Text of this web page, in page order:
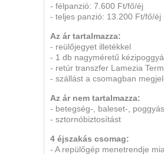
- félpanzió: 7.600 Ft/fő/éj
- teljes panzió: 13.200 Ft/fő/éj
Az ár tartalmazza:
- reülőjegyet illetékkel
- 1 db nagyméretű
- retúr transzfer Lamezia
- szállást a csomagban
Az ár nem tartalmazza:
- betegség-, baleset-,
- sztornóbiztosítást
4 éjszakás csomag:
- A repülőgép menetrendje